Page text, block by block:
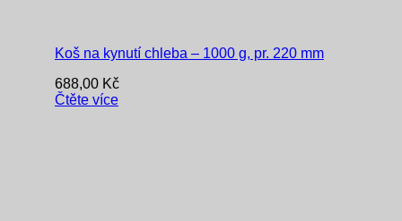
Koš na kynutí chleba – 1000 g, pr. 220 mm
688,00 Kč
Čtěte více